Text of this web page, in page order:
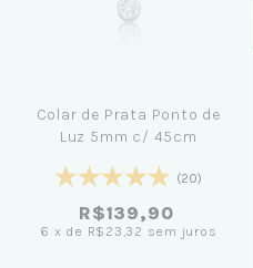
Colar de Prata Ponto de
Luz 5mm c/ 45cm
(20)
R$139,90
6 x de R$23,32 sem juros